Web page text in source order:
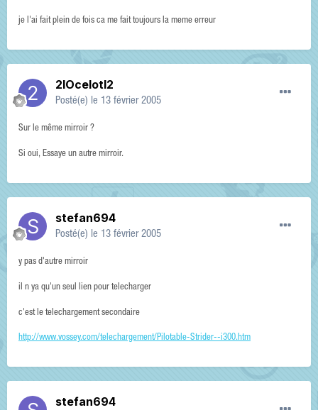
je l'ai fait plein de fois ca me fait toujours la meme erreur
2IOcelotI2
Posté(e) le 13 février 2005
Sur le même mirroir ?
Si oui, Essaye un autre mirroir.
stefan694
Posté(e) le 13 février 2005
y pas d'autre mirroir
il n ya qu'un seul lien pour telecharger
c'est le telechargement secondaire
http://www.vossey.com/telechargement/Pilotable-Strider--i300.htm
stefan694